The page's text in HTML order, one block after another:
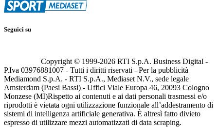
Seguici su
Copyright © 1999-2026 RTI S.p.A. Business Digital -
P.Iva 03976881007 - Tutti i diritti riservati - Per la pubblicità
Mediamond S.p.A. - RTI S.p.A., Mediaset N.V., sede legale
Amsterdam (Paesi Bassi) - Uffici Viale Europa 46, 20093 Cologno
Monzese (MI)Rispetto ai contenuti e ai dati personali trasmessi e/o
riprodotti è vietata ogni utilizzazione funzionale all’addestramento di
sistemi di intelligenza artificiale generativa. È altresì fatto divieto
espresso di utilizzare mezzi automatizzati di data scraping.